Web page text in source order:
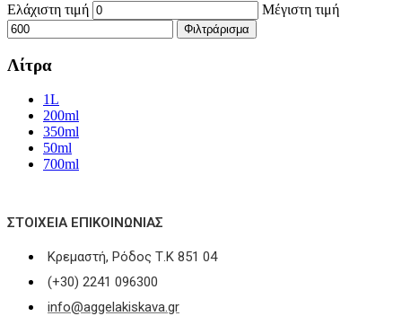
Ελάχιστη τιμή Μέγιστη τιμή
Φιλτράρισμα
Λίτρα
1L
200ml
350ml
50ml
700ml
ΣΤΟΙΧΕΊΑ ΕΠΙΚΟΙΝΩΝΊΑΣ
Κρεμαστή, Ρόδος Τ.Κ 851 04
(+30) 2241 096300
info@aggelakiskava.gr